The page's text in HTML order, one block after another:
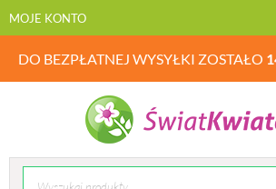
MOJE KONTO
DO BEZPŁATNEJ WYSYŁKI ZOSTAŁO